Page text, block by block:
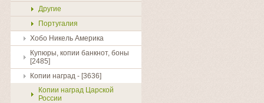
Другие
Португалия
Хобо Никель Америка
Купюры, копии банкнот, боны
[2485]
Копии наград - [3636]
Копии наград Царской
России